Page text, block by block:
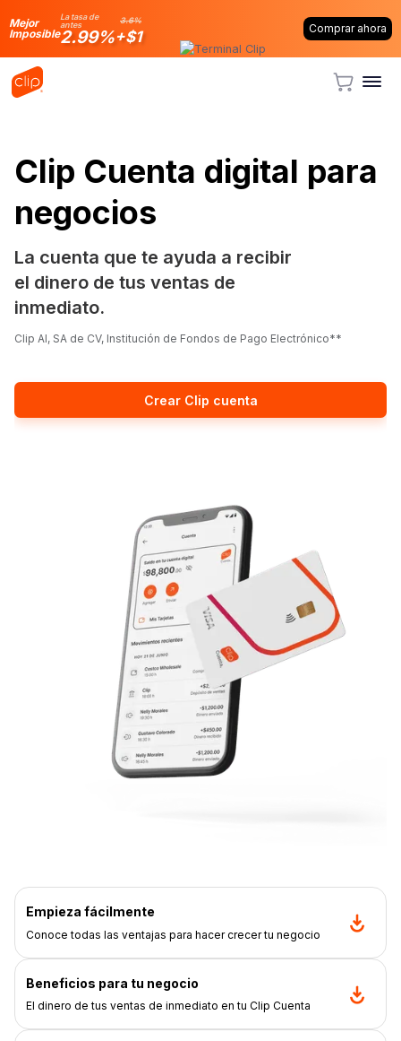
Mejor
Imposible2.99%+$1
La tasa de
antes
3.6%
Comprar ahora
Clip Cuenta digital para
negocios
La cuenta que te ayuda a recibir
el dinero de tus ventas de
inmediato.
Clip AI, SA de CV, Institución de Fondos de Pago Electrónico**
Crear Clip cuenta
Empieza fácilmente
Conoce todas las ventajas para hacer crecer tu negocio
Beneficios para tu negocio
El dinero de tus ventas de inmediato en tu Clip Cuenta